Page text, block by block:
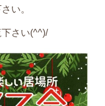
い。
さい(^^)/